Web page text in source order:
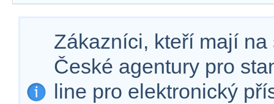
Zákazníci, kteří mají
České agentury pro
line pro elektronický